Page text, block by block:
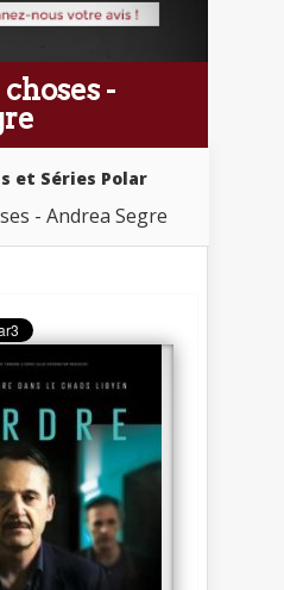
-
et Séries Polar
- Andrea Segre